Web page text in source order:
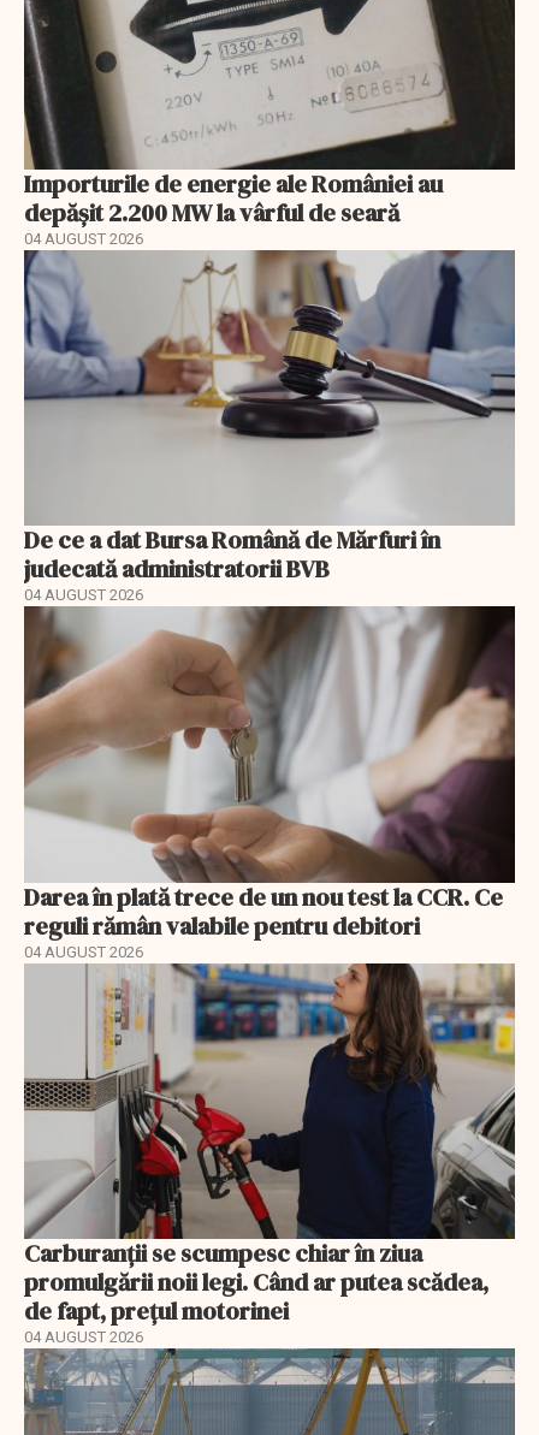
Importurile de energie ale României au
depășit 2.200 MW la vârful de seară
04 AUGUST 2026
De ce a dat Bursa Română de Mărfuri în
judecată administratorii BVB
04 AUGUST 2026
Darea în plată trece de un nou test la CCR. Ce
reguli rămân valabile pentru debitori
04 AUGUST 2026
Carburanții se scumpesc chiar în ziua
promulgării noii legi. Când ar putea scădea,
de fapt, prețul motorinei
04 AUGUST 2026